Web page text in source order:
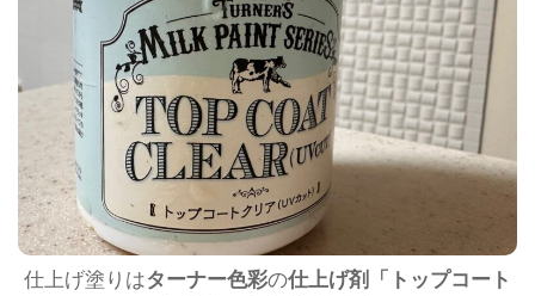
仕上げ塗りはターナー色彩の仕上げ剤「トップコート